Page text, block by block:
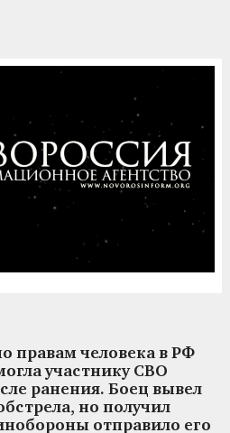
правам человека в РФ
участнику СВО
ранения. Боец вывел
но получил
отправило его